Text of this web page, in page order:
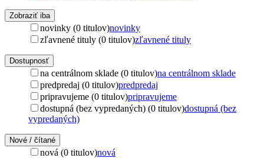
Zobraziť iba
novinky (0 titulov)novinky
zľavnené tituly (0 titulov)zľavnené tituly
Dostupnosť
na centrálnom sklade (0 titulov)na centrálnom sklade
predpredaj (0 titulov)predpredaj
pripravujeme (0 titulov)pripravujeme
dostupná (bez vypredaných) (0 titulov)dostupná (bez
vypredaných)
Nové / čítané
nová (0 titulov)nová